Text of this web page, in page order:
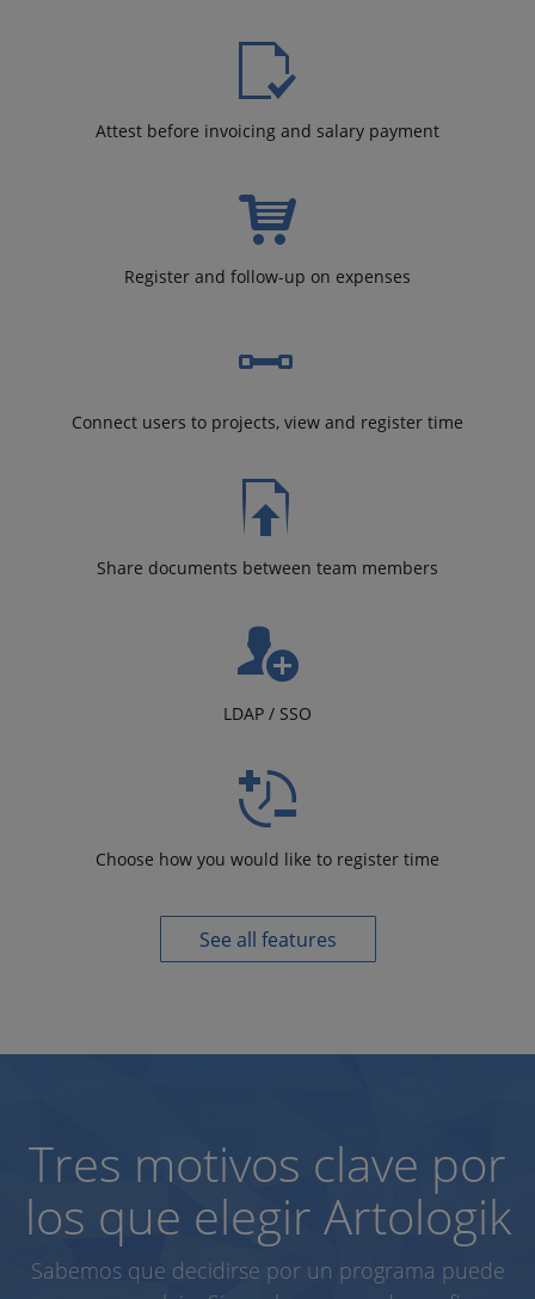
Attest before invoicing and salary payment
Register and follow-up on expenses
Connect users to projects, view and register time
Share documents between team members
LDAP / SSO
Choose how you would like to register time
See all features
Tres motivos clave por
los que elegir Artologik
Sabemos que decidirse por un programa puede